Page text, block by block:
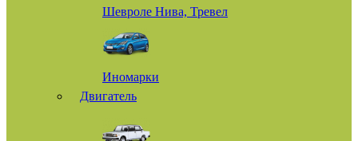
Шевроле Нива, Тревел
Иномарки
Двигатель